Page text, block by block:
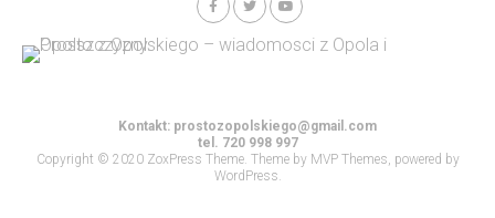
Kontakt: prostozopolskiego@gmail.com
tel. 720 998 997
Copyright © 2020 ZoxPress Theme. Theme by MVP Themes, powered by
WordPress.